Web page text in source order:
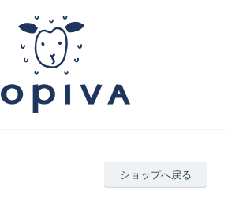
ショップへ戻る